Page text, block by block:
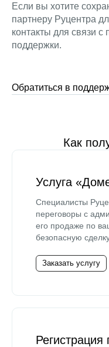
Если вы хотите
партнеру Руцентра
контакты для связи
поддержки.
Обратиться в
Как
Услуга
Специалисты
переговоры с
его продаже по
безопасную
Заказать услугу